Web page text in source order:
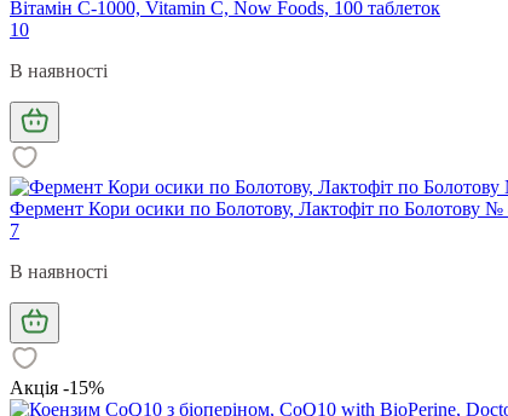
Вітамін С-1000, Vitamin C, Now Foods, 100 таблеток
10
В наявності
Фермент Кори осики по Болотову, Лактофіт по Болотову
7
В наявності
Акція -15%